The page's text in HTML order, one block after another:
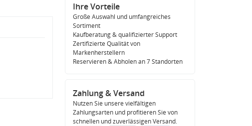
Ihre Vorteile
Große Auswahl und umfangreiches
Sortiment
Kaufberatung & qualifizierter Support
Zertifizierte Qualität von
Markenherstellern
Reservieren & Abholen an 7 Standorten
Zahlung & Versand
Nutzen Sie unsere vielfältigen
Zahlungsarten und profitieren Sie von
schnellen und zuverlässigen Versand.